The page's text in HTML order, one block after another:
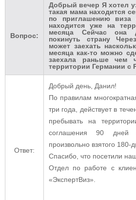
Вопрос:
Добрый вечер Я хотел
такая мама находится
по приглашению
находится уже на
месяца Сейчас она
покинуть страну
может заехать
месяца как-то можно
заехала раньше чем
территории Германии с
Ответ:
Добрый день, Данил!
По правилам
три года, действует в
пребывать на
соглашения 90 дней
произвольно взятого 180-
Спасибо, что посетили
Отдел по работе с
«ЭкспертВиз».